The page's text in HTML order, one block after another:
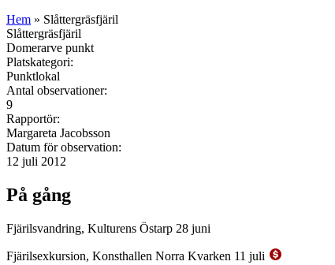
Hem » Slåttergräsfjäril
Slåttergräsfjäril
Domerarve punkt
Platskategori:
Punktlokal
Antal observationer:
9
Rapportör:
Margareta Jacobsson
Datum för observation:
12 juli 2012
På gång
Fjärilsvandring, Kulturens Östarp 28 juni
Fjärilsexkursion, Konsthallen Norra Kvarken 11 juli